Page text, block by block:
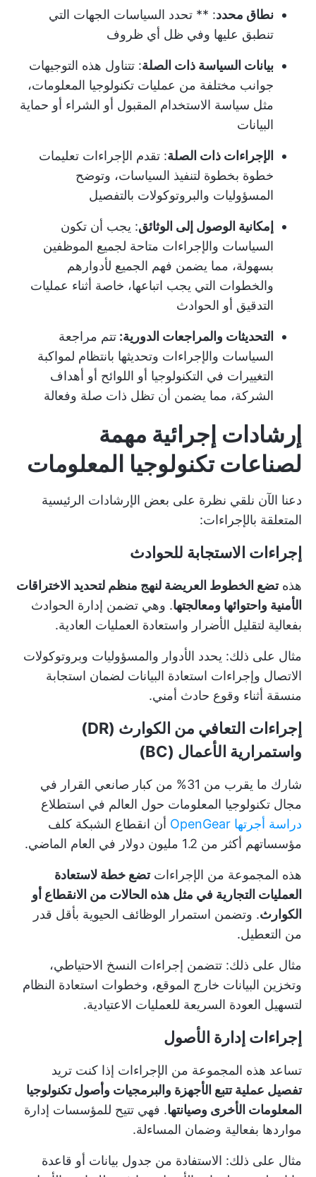
نطاق محدد: ** تحدد السياسات الجهات التي
تنطبق عليها وفي ظل أي ظروف
بيانات السياسة ذات الصلة: تتناول هذه التوجيهات
جوانب مختلفة من عمليات تكنولوجيا المعلومات،
مثل سياسة الاستخدام المقبول أو الشراء أو حماية
البيانات
الإجراءات ذات الصلة: تقدم الإجراءات تعليمات
خطوة بخطوة لتنفيذ السياسات، وتوضح
المسؤوليات والبروتوكولات بالتفصيل
إمكانية الوصول إلى الوثائق: يجب أن تكون
السياسات والإجراءات متاحة لجميع الموظفين
بسهولة، مما يضمن فهم الجميع لأدوارهم
والخطوات التي يجب اتباعها، خاصة أثناء عمليات
التدقيق أو الحوادث
التحديثات والمراجعات الدورية: تتم مراجعة
السياسات والإجراءات وتحديثها بانتظام لمواكبة
التغييرات في التكنولوجيا أو اللوائح أو أهداف
الشركة، مما يضمن أن تظل ذات صلة وفعالة
إرشادات إجرائية مهمة
لصناعات تكنولوجيا المعلومات
دعنا الآن نلقي نظرة على بعض الإرشادات الرئيسية
المتعلقة بالإجراءات:
إجراءات الاستجابة للحوادث
هذهتضع الخطوط العريضة لنهج منظم لتحديد الاختراقات
الأمنية واحتوائها ومعالجتها. وهي تضمن إدارة الحوادث
بفعالية لتقليل الأضرار واستعادة العمليات العادية.
مثال على ذلك: يحدد الأدوار والمسؤوليات وبروتوكولات
الاتصال وإجراءات استعادة البيانات لضمان استجابة
منسقة أثناء وقوع حادث أمني.
إجراءات التعافي من الكوارث (DR)
واستمرارية الأعمال (BC)
شارك ما يقرب من 31% من كبار صانعي القرار في
مجال تكنولوجيا المعلومات حول العالم في استطلاع
دراسة أجرتها OpenGear
أن انقطاع الشبكة كلف
مؤسساتهم أكثر من 1.2 مليون دولار في العام الماضي.
هذه المجموعة من الإجراءاتتضع خطة لاستعادة
العمليات التجارية في مثل هذه الحالات من الانقطاع أو
الكوارث. وتضمن استمرار الوظائف الحيوية بأقل قدر
من التعطيل.
مثال على ذلك: تتضمن إجراءات النسخ الاحتياطي،
وتخزين البيانات خارج الموقع، وخطوات استعادة النظام
لتسهيل العودة السريعة للعمليات الاعتيادية.
إجراءات إدارة الأصول
تساعد هذه المجموعة من الإجراءات إذا كنت تريد
تفصيل عملية تتبع الأجهزة والبرمجيات وأصول تكنولوجيا
المعلومات الأخرى وصيانتها. فهي تتيح للمؤسسات إدارة
مواردها بفعالية وضمان المساءلة.
مثال على ذلك: الاستفادة من جدول بيانات أو قاعدة